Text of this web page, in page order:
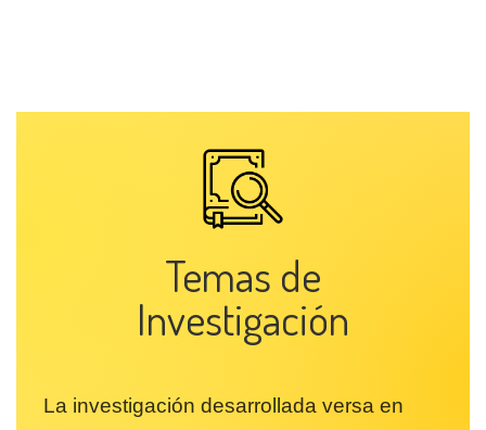
Temas de
Investigación
La investigación desarrollada versa en